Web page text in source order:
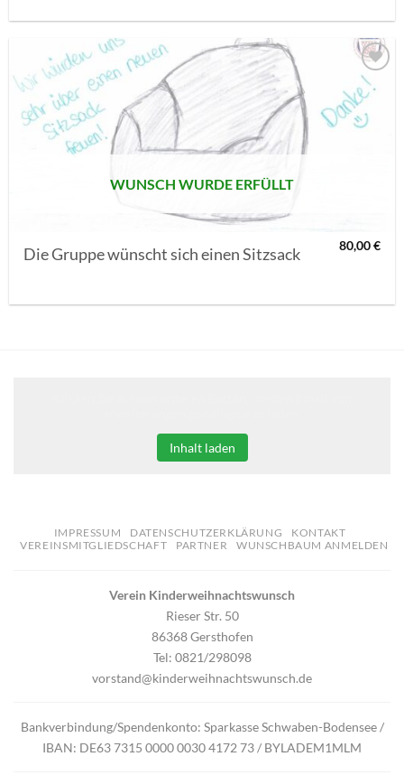
AUF MEINE
MERKLISTE
SETZEN
WUNSCH WURDE ERFÜLLT
Die Gruppe wünscht sich einen Sitzsack 80,00€
Inhalt laden
IMPRESSUM DATENSCHUTZERKLÄRUNG
KONTAKT
VEREINSMITGLIEDSCHAFT
PARTNER WUNSCHBAUM ANMELDEN
Verein Kinderweihnachtswunsch
Rieser Str. 50
86368 Gersthofen
Tel: 0821/298098
vorstand@kinderweihnachtswunsch.de
Bankverbindung/Spendenkonto: Sparkasse Schwaben-Bodensee /
IBAN: DE63 7315 0000 0030 4172 73 / BYLADEM1MLM